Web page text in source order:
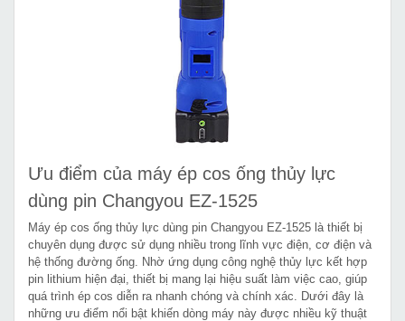
Ưu điểm của máy ép cos ống thủy lực
dùng pin Changyou EZ-1525
Máy ép cos ống thủy lực dùng pin Changyou EZ-1525 là thiết bị
chuyên dụng được sử dụng nhiều trong lĩnh vực điện, cơ điện và
hệ thống đường ống. Nhờ ứng dụng công nghệ thủy lực kết hợp
pin lithium hiện đại, thiết bị mang lại hiệu suất làm việc cao, giúp
quá trình ép cos diễn ra nhanh chóng và chính xác. Dưới đây là
những ưu điểm nổi bật khiến dòng máy này được nhiều kỹ thuật